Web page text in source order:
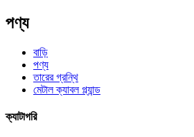
পণ্য
বাড়ি
পণ্য
তারের গ্রন্থি
মেটাল ক্যাবল গ্ল্যান্ড
ক্যাটাগরি